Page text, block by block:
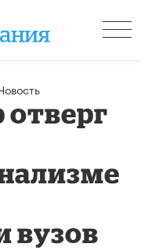
отверг
вузов